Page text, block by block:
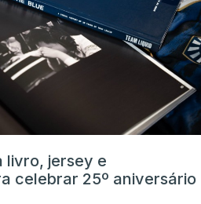
livro, jersey e
celebrar 25º aniversário